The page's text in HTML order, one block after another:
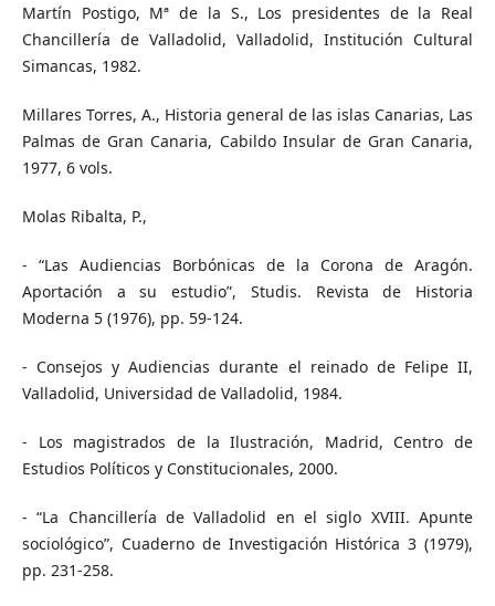
Martín Postigo, Mª de la S., Los presidentes de la Real
Chancillería de Valladolid, Valladolid, Institución Cultural
Simancas, 1982.
Millares Torres, A., Historia general de las islas Canarias, Las
Palmas de Gran Canaria, Cabildo Insular de Gran Canaria,
1977, 6 vols.
Molas Ribalta, P.,
- “Las Audiencias Borbónicas de la Corona de Aragón.
Aportación a su estudio”, Studis. Revista de Historia
Moderna 5 (1976), pp. 59-124.
- Consejos y Audiencias durante el reinado de Felipe II,
Valladolid, Universidad de Valladolid, 1984.
- Los magistrados de la Ilustración, Madrid, Centro de
Estudios Políticos y Constitucionales, 2000.
- “La Chancillería de Valladolid en el siglo XVIII. Apunte
sociológico”, Cuaderno de Investigación Histórica 3 (1979),
pp. 231-258.